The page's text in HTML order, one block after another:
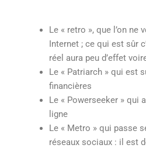
Le « retro », que l’on ne
Internet ; ce qui est sûr
réel aura peu d’effet
Le « Patriarch » qui est
financières
Le « Powerseeker » qui
ligne
Le « Metro » qui passe
réseaux sociaux : il est